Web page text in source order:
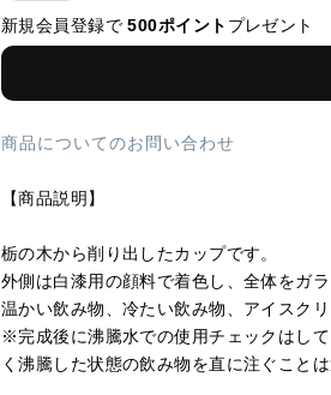
新規会員登録で500ポイント プレゼント
商品についてのお問い合わせ
【商品説明】
栃の木から削り出したカップです。
外側は白漆用の顔料で着色し、全体をガ
温かい飲み物、冷たい飲み物、アイスク
※完成後に沸騰水での使用チェックはし
く沸騰した状態の飲み物を直に注ぐことは